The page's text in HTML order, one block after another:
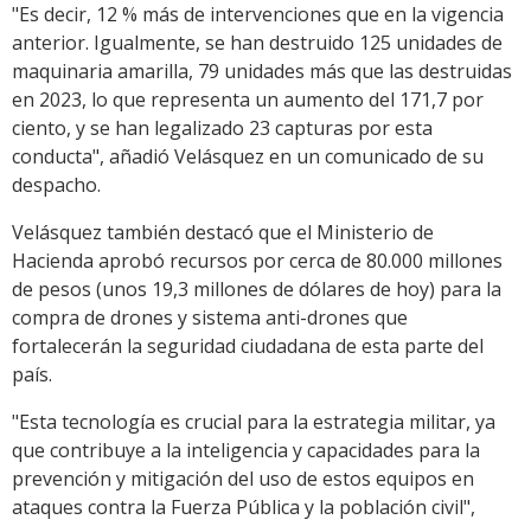
"Es decir, 12 % más de intervenciones que en la vigencia
anterior. Igualmente, se han destruido 125 unidades de
maquinaria amarilla, 79 unidades más que las destruidas
en 2023, lo que representa un aumento del 171,7 por
ciento, y se han legalizado 23 capturas por esta
conducta", añadió Velásquez en un comunicado de su
despacho.
Velásquez también destacó que el Ministerio de
Hacienda aprobó recursos por cerca de 80.000 millones
de pesos (unos 19,3 millones de dólares de hoy) para la
compra de drones y sistema anti-drones que
fortalecerán la seguridad ciudadana de esta parte del
país.
"Esta tecnología es crucial para la estrategia militar, ya
que contribuye a la inteligencia y capacidades para la
prevención y mitigación del uso de estos equipos en
ataques contra la Fuerza Pública y la población civil",